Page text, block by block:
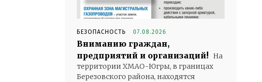
БЕЗОПАСНОСТЬ 07.08.2026
Вниманию граждан,
предприятий и организаций! На
территории ХМАО-Югры, в границах
Березовского района, находятся